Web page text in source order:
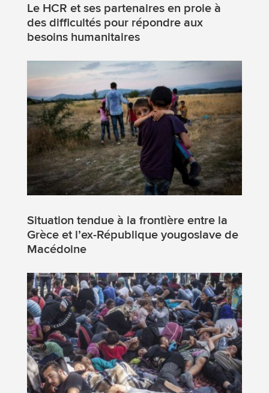
Le HCR et ses partenaires en proie à
des difficultés pour répondre aux
besoins humanitaires
Situation tendue à la frontière entre la
Grèce et l’ex-République yougoslave de
Macédoine